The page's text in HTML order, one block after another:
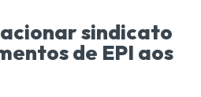
sindicato
de EPI aos